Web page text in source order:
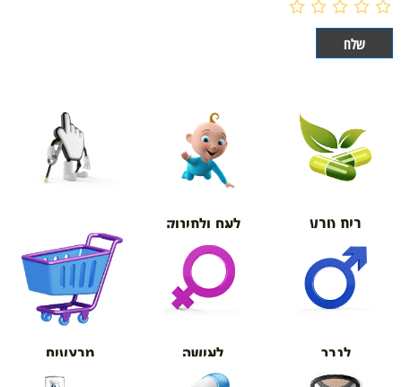
בית טבע לאם ולתינוק
אורטופדיה
לגבר לאישה מבצעים